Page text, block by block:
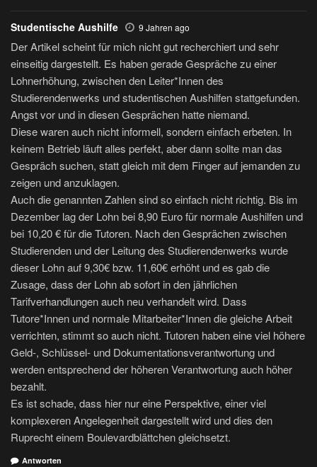
Studentische Aushilfe 9 Jahren ago
Der Artikel scheint für mich nicht gut recherchiert und sehr
einseitig dargestellt. Es haben gerade Gespräche zu einer
Lohnerhöhung, zwischen den Leiter*Innen des
Studierendenwerks und studentischen Aushilfen stattgefunden.
Angst vor und in diesen Gesprächen hatte niemand.
Diese waren auch nicht informell, sondern einfach erbeten. In
keinem Betrieb läuft alles perfekt, aber dann sollte man das
Gespräch suchen, statt gleich mit dem Finger auf jemanden zu
zeigen und anzuklagen.
Auch die genannten Zahlen sind so einfach nicht richtig. Bis im
Dezember lag der Lohn bei 8,90 Euro für normale Aushilfen und
bei 10,20 € für die Tutoren. Nach den Gesprächen zwischen
Studierenden und der Leitung des Studierendenwerks wurde
dieser Lohn auf 9,30€ bzw. 11,60€ erhöht und es gab die
Zusage, dass der Lohn ab sofort in den jährlichen
Tarifverhandlungen auch neu verhandelt wird. Dass
Tutore*Innen und normale Mitarbeiter*Innen die gleiche Arbeit
verrichten, stimmt so auch nicht. Tutoren haben eine viel höhere
Geld-, Schlüssel- und Dokumentationsverantwortung und
werden entsprechend der höheren Verantwortung auch höher
bezahlt.
Es ist schade, dass hier nur eine Perspektive, einer viel
komplexeren Angelegenheit dargestellt wird und dies den
Ruprecht einem Boulevardblättchen gleichsetzt.
Antworten